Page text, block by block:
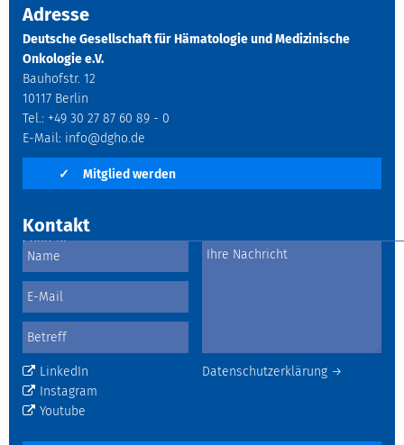
Adresse
Deutsche Gesellschaft für Hämatologie und Medizinische
Onkologie e.V.
Bauhofstr. 12
10117 Berlin
Tel.: +49 30 27 87 60 89 - 0
E-Mail: info@dgho.de
✓ Mitglied werden
Kontakt
Datenschutzerklärung →
LinkedIn
Instagram
Youtube